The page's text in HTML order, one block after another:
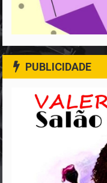
PUBLICIDADE